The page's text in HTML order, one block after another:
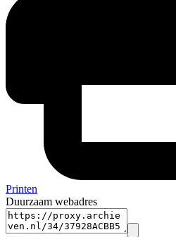
Printen
Duurzaam webadres